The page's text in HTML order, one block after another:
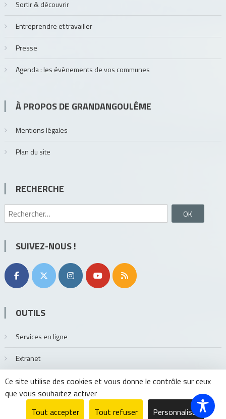
Sortir & découvrir
Entreprendre et travailler
Presse
Agenda : les évènements de vos communes
À PROPOS DE GRANDANGOULÊME
Mentions légales
Plan du site
RECHERCHE
Rechercher :
SUIVEZ-NOUS !
OUTILS
Services en ligne
Extranet
MMXVII GrandAngoulême
Ce site utilise des cookies et vous donne le contrôle sur ceux
que vous souhaitez activer
Tout accepter
Tout refuser Personnaliser